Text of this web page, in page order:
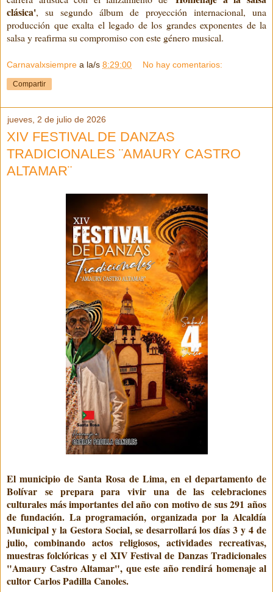
clásica', su segundo álbum de proyección internacional, una
producción que exalta el legado de los grandes exponentes de la
salsa y reafirma su compromiso con este género musical.
Carnavalxsiempre a la/s 8:29:00 No hay comentarios:
Compartir
jueves, 2 de julio de 2026
XIV FESTIVAL DE DANZAS
TRADICIONALES ¨AMAURY CASTRO
ALTAMAR¨
El municipio de Santa Rosa de Lima, en el departamento de
Bolívar se prepara para vivir una de las celebraciones
culturales más importantes del año con motivo de sus 291 años
de fundación. La programación, organizada por la Alcaldía
Municipal y la Gestora Social, se desarrollará los días 3 y 4 de
julio, combinando actos religiosos, actividades recreativas,
muestras folclóricas y el XIV Festival de Danzas Tradicionales
"Amaury Castro Altamar", que este año rendirá homenaje al
cultor Carlos Padilla Canoles.